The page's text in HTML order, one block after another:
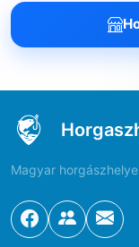
Magyar